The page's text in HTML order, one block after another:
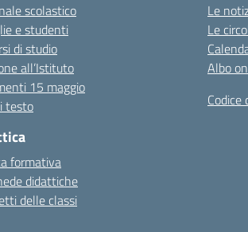
scolastico
e studenti
di studio
all’Istituto
15 maggio
testo
formativa
didattiche
delle classi
Le
Le
Albo
Codice